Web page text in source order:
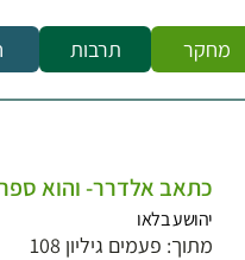
מחקר תרבות
כתאב אלדרר- והוא
יהושע בלאו
מתוך: פעמים גיליון 108